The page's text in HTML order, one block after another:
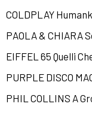
COLDPLAY
PAOLA & CHIARA
EIFFEL 65 Quelli
PURPLE DISCO
PHIL COLLINS A